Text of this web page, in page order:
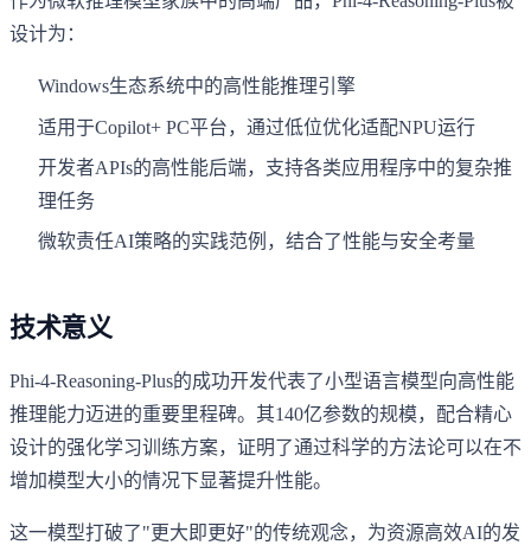
设计为：
Windows生态系统中的高性能推理引擎
适用于Copilot+ PC平台，通过低位优化适配NPU运行
开发者APIs的高性能后端，支持各类应用程序中的复杂推
理任务
微软责任AI策略的实践范例，结合了性能与安全考量
技术意义
Phi-4-Reasoning-Plus的成功开发代表了小型语言模型向高性能
推理能力迈进的重要里程碑。其140亿参数的规模，配合精心
设计的强化学习训练方案，证明了通过科学的方法论可以在不
增加模型大小的情况下显著提升性能。
这一模型打破了"更大即更好"的传统观念，为资源高效AI的发